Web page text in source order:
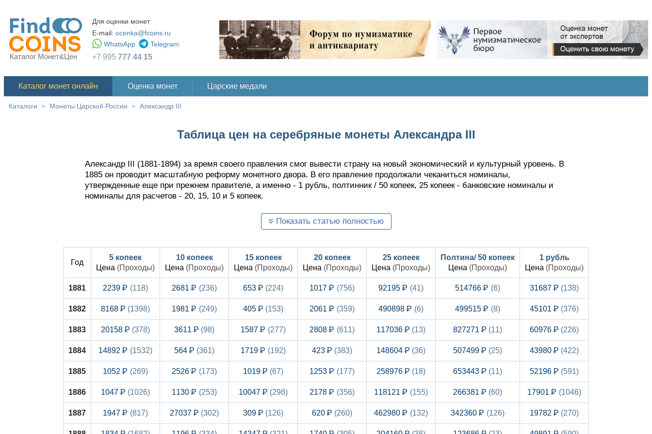
Каталог Монет&Цен
Для оценки монет
E-mail: ocenka@fcoins.ru
WhatsApp
Telegram
+7 995 777 44 15
Каталог монет онлайн Оценка монет Царские медали
Каталоги > Монеты Царской России > Александр III
Таблица цен на серебряные монеты Александра III
Александр III (1881-1894) за время своего правления смог вывести страну на новый экономический и культурный уровень. В
1885 он проводит масштабную реформу монетного двора. В его правление продолжали чеканиться номиналы,
утвержденные еще при прежнем правителе, а именно - 1 рубль, полтинник / 50 копеек, 25 копеек - банковские номиналы и
номиналы для расчетов - 20, 15, 10 и 5 копеек.
Показать статью полностью
Год
5 копеек
Цена (Проходы)
10 копеек
Цена (Проходы)
15 копеек
Цена (Проходы)
20 копеек
Цена (Проходы)
25 копеек
Цена (Проходы)
Полтина/ 50 копеек
Цена (Проходы)
1 рубль
Цена (Проходы)
1881 2239 (118) 2681 (236) 653 (224) 1017 (756) 92195 (41) 514766 (6) 31687 (138)
1882 8168 (1398) 1981 (249) 405 (153) 2061 (359) 490898 (6) 499515 (8) 45101 (376)
1883 20158 (378) 3611 (98) 1587 (277) 2808 (611) 117036 (13) 827271 (11) 60976 (226)
1884 14892 (1532) 564 (361) 1719 (192) 423 (383) 148604 (36) 507499 (25) 43980 (422)
1885 1052 (269) 2526 (173) 1019 (67) 1253 (177) 258976 (18) 653443 (11) 52196 (591)
1886 1047 (1026) 1130 (253) 10047 (298) 2178 (356) 118121 (155) 266381 (60) 17901 (1046)
1887 1947 (817) 27037 (302) 309 (126) 620 (260) 462980 (132) 342360 (126) 19782 (270)